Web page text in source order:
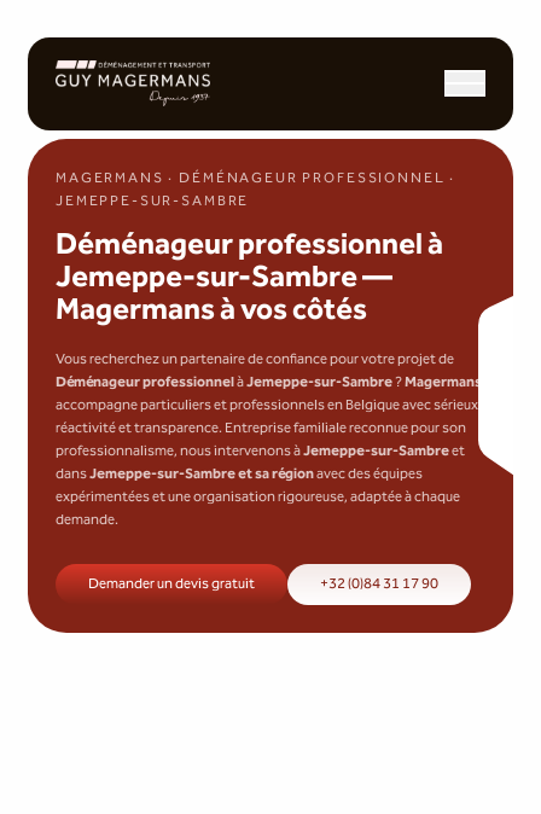
MAGERMANS · DÉMÉNAGEUR PROFESSIONNEL ·
JEMEPPE-SUR-SAMBRE
Déménageur professionnel à
Jemeppe-sur-Sambre —
Magermans à vos côtés
Vous recherchez un partenaire de confiance pour votre projet de
Déménageur professionnelàJemeppe-sur-Sambre ?Magermans
accompagne particuliers et professionnels en Belgique avec sérieux,
réactivité et transparence. Entreprise familiale reconnue pour son
professionnalisme, nous intervenons àJemeppe-sur-Sambreet
dansJemeppe-sur-Sambre et sa régionavec des équipes
expérimentées et une organisation rigoureuse, adaptée à chaque
demande.
Demander un devis gratuit +32 (0)84 31 17 90